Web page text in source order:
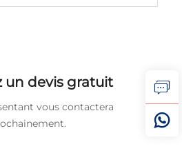
un devis gratuit
vous contactera